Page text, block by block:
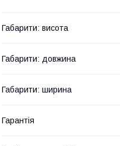
Габарити: висота
Габарити: довжина
Габарити: ширина
Гарантія